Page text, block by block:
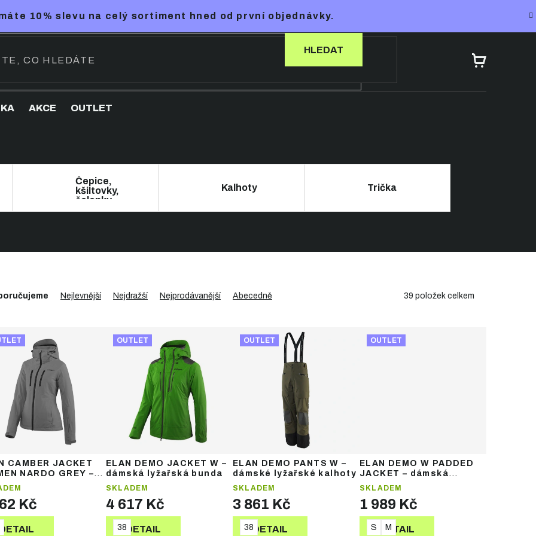
10% slevu na celý sortiment hned od první objednávky.
HLEDAT
NÁKUPNÍ
AKCE OUTLET
Čepice,
kšiltovky,
čelenky
Kalhoty Trička
Nejlevnější Nejdražší Nejprodávanější Abecedně 39 položek celkem
CAMBER JACKET
NARDO GREY –
lyžařská bunda
Kč
OUTLET
ELAN DEMO JACKET W –
dámská lyžařská bunda
SKLADEM
4 617 Kč
DETAIL
38
OUTLET
ELAN DEMO PANTS W –
dámské lyžařské kalhoty
SKLADEM
3 861 Kč
DETAIL
38
OUTLET
ELAN DEMO W PADDED
JACKET – dámská
zateplená lyžařská
SKLADEM
1 989 Kč
DETAIL
S M